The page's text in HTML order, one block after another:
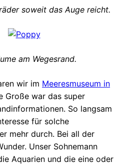
soweit das Auge reicht.
am Wegesrand.
wir im Meeresmuseum in
Große war das super
So langsam
für solche
mehr durch. Bei all der
Unser Sohnemann
Aquarien und die eine oder